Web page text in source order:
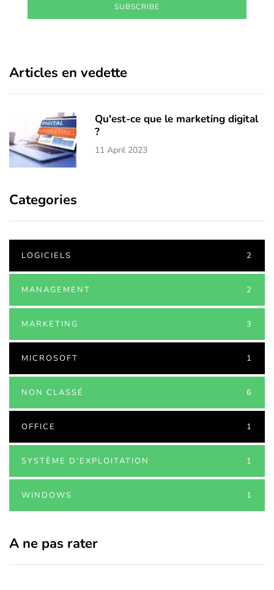
SUBSCRIBE
Articles en vedette
Qu'est-ce que le marketing digital
?
11 April 2023
Categories
LOGICIELS 2
MANAGEMENT 2
MARKETING 3
MICROSOFT 1
NON CLASSÉ 6
OFFICE 1
SYSTÈME D'EXPLOITATION 1
WINDOWS 1
A ne pas rater